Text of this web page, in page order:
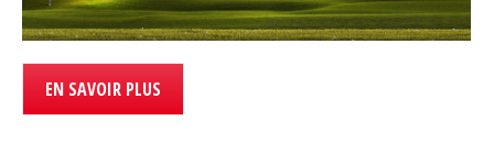
EN SAVOIR PLUS